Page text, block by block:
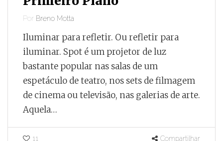
Por Breno Motta
Iluminar para refletir. Ou refletir para
iluminar. Spot é um projetor de luz
bastante popular nas salas de um
espetáculo de teatro, nos sets de filmagem
de cinema ou televisão, nas galerias de arte.
Aquela…
11 Compartilhar